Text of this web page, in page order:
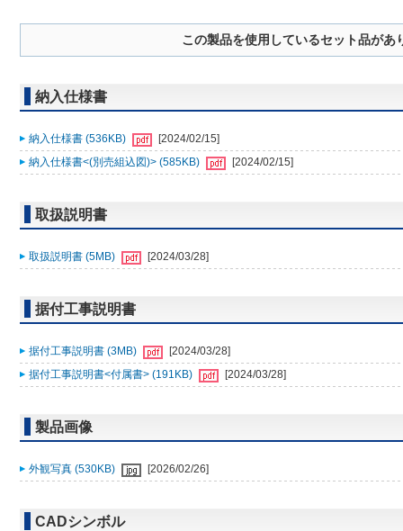
この製品を使用しているセット品があ
納入仕様書
納入仕様書 (536KB)
[2024/02/15]
納入仕様書<(別売組込図)> (585KB)
[2024/02/15]
取扱説明書
取扱説明書 (5MB) [2024/03/28]
据付工事説明書
据付工事説明書 (3MB)
[2024/03/28]
据付工事説明書<付属書> (191KB)
[2024/03/28]
製品画像
外観写真 (530KB) [2026/02/26]
CADシンボル